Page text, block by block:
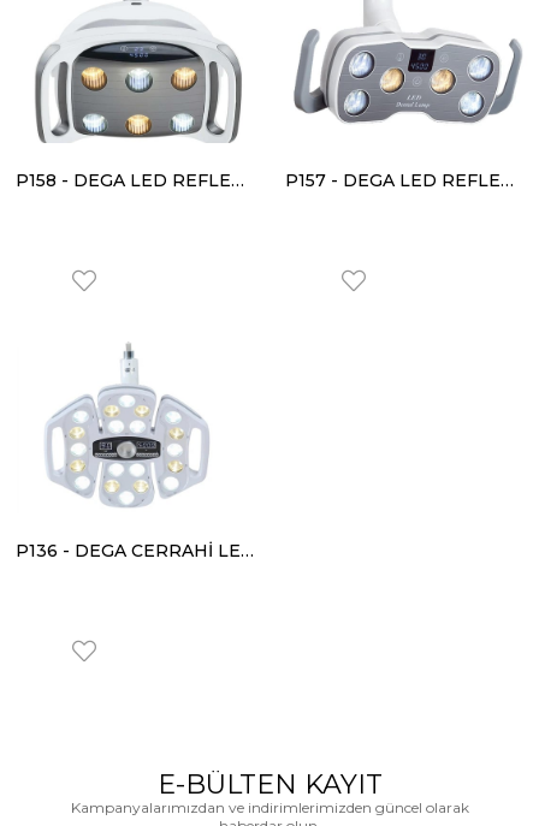
P158 - DEGA LED REFLEKTÖR P157 - DEGA LED REFLEKTÖR
P136 - DEGA CERRAHİ LED REFLEKTÖR
E-BÜLTEN KAYIT
Kampanyalarımızdan ve indirimlerimizden güncel olarak